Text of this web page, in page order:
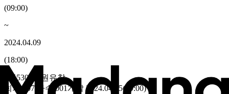
(09:00)
~
2024.04.09
(18:00)
4억5300만원 유찰
회차 007 /차수 001개찰2024.04.05( 09:00)